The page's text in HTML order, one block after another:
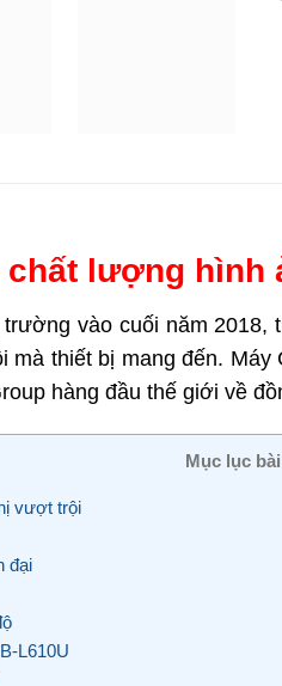
chất lượng
vào cuối năm
thiết bị mang đến.
hàng đầu thế giới về
Mục lục
vượt trội
đại
L610U